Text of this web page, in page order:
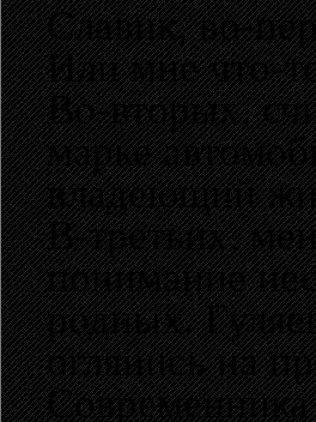
Славик, во-
Или мне что-
Во-вторых,
марке
владеющий
В-третьих,
понимание
родных.
оглянись на